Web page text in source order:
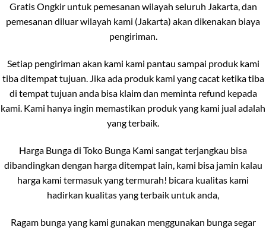
Gratis Ongkir untuk pemesanan wilayah seluruh Jakarta, dan
pemesanan diluar wilayah kami (Jakarta) akan dikenakan biaya
pengiriman.
Setiap pengiriman akan kami kami pantau sampai produk kami
tiba ditempat tujuan. Jika ada produk kami yang cacat ketika tiba
di tempat tujuan anda bisa klaim dan meminta refund kepada
kami. Kami hanya ingin memastikan produk yang kami jual adalah
yang terbaik.
Harga Bunga di Toko Bunga Kami sangat terjangkau bisa
dibandingkan dengan harga ditempat lain, kami bisa jamin kalau
harga kami termasuk yang termurah! bicara kualitas kami
hadirkan kualitas yang terbaik untuk anda,
Ragam bunga yang kami gunakan menggunakan bunga segar